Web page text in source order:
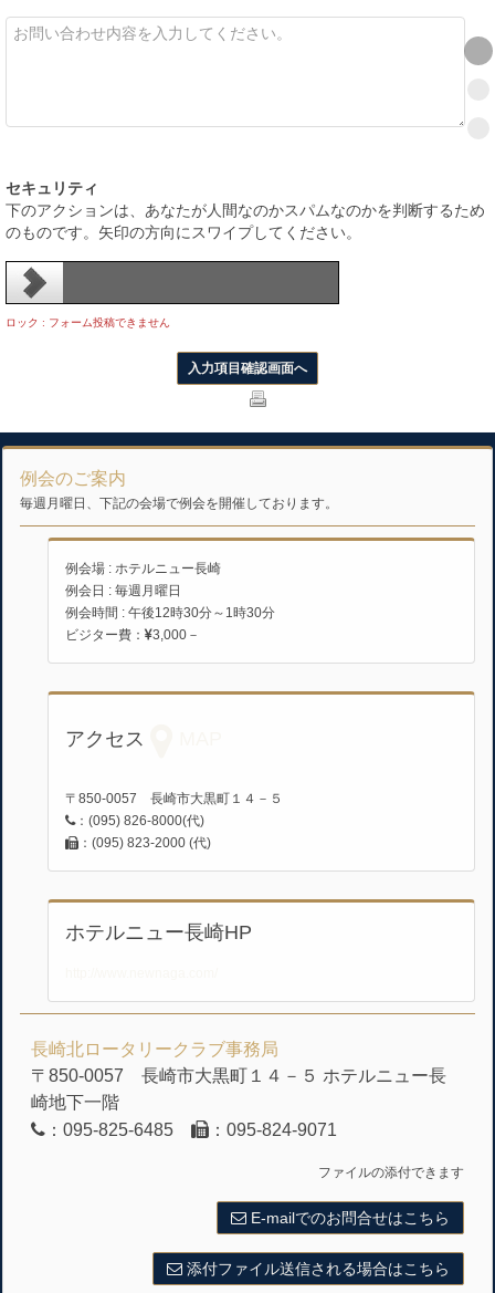
セキュリティ
下のアクションは、あなたが人間なのかスパムなのかを判断するため
のものです。矢印の方向にスワイプしてください。
ロック : フォーム投稿できません
例会のご案内
毎週月曜日、下記の会場で例会を開催しております。
例会場 : ホテルニュー長崎
例会日 : 毎週月曜日
例会時間 : 午後12時30分～1時30分
ビジター費：
3,000－
アクセス
〒850-0057 長崎市大黒町１４－５
：(095) 826-8000(代)
：(095) 823-2000 (代)
ホテルニュー長崎HP
長崎北ロータリークラブ事務局
〒850-0057 長崎市大黒町１４－５ ホテルニュー長
崎地下一階
：095-825-6485
：095-824-9071
ファイルの添付できます
E-mailでのお問合せはこちら
添付ファイル送信される場合はこちら